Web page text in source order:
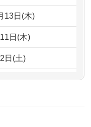
き取ってくださ
にお雛様を出し
以外はどうして
13日(木)
日(木)
日(土)
日(金)
日(金)